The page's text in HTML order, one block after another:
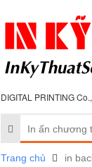
DIGITAL PRINTING
In ấn chương
Trang chủ in